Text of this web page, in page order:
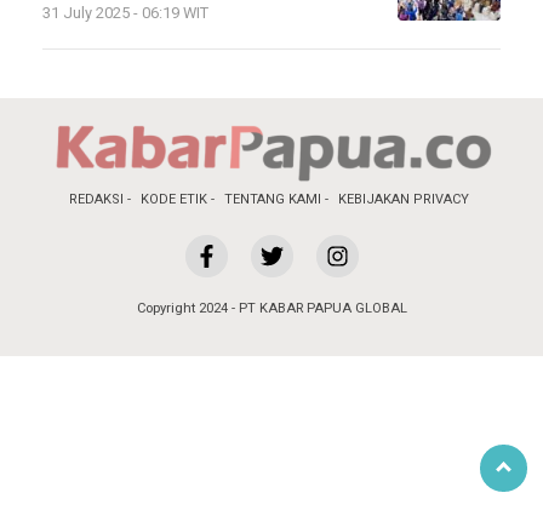
31 July 2025 - 06:19 WIT
REDAKSI KODE ETIK TENTANG KAMI KEBIJAKAN PRIVACY
Copyright 2024 - PT KABAR PAPUA GLOBAL